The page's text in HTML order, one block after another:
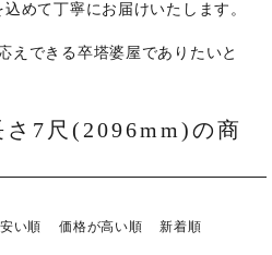
めて丁寧にお届けいたします。
えできる卒塔婆屋でありたいと
7尺(2096mm)の商
い順 価格が高い順 新着順